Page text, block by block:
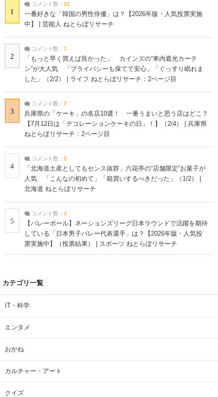
1
コメント数： 21
一番好きな「韓国の男性俳優」は？【2026年版・人気投票実施
中】 | 芸能人 ねとらぼリサーチ
2
コメント数： 7
「もっと早く買えば良かった」 カインズの“車内遮光カーテ
ン”が大人気 「プライバシーも保てて安心」「ぐっすり眠れま
した」（2/2） | ライフ ねとらぼリサーチ：2ページ目
3
コメント数： 7
兵庫県の「ケーキ」の名店10選！ 一番うまいと思う店はどこ？
【7月12日は「デコレーションケーキの日」！】（2/4） | 兵庫県
ねとらぼリサーチ：2ページ目
4
コメント数： 5
「北海道土産としてもセンス抜群」六花亭の“店舗限定”お菓子が
人気 「こんなの初めて」「箱買いするべきだった」（1/2） |
北海道 ねとらぼリサーチ
5
コメント数： 3
【バレーボール】ネーションズリーグ日本ラウンドで活躍を期待
している「日本男子バレー代表選手」は？【2026年版・人気投
票実施中】（投票結果） | スポーツ ねとらぼリサーチ
カテゴリ一覧
IT・科学
エンタメ
おかね
カルチャー・アート
クイズ